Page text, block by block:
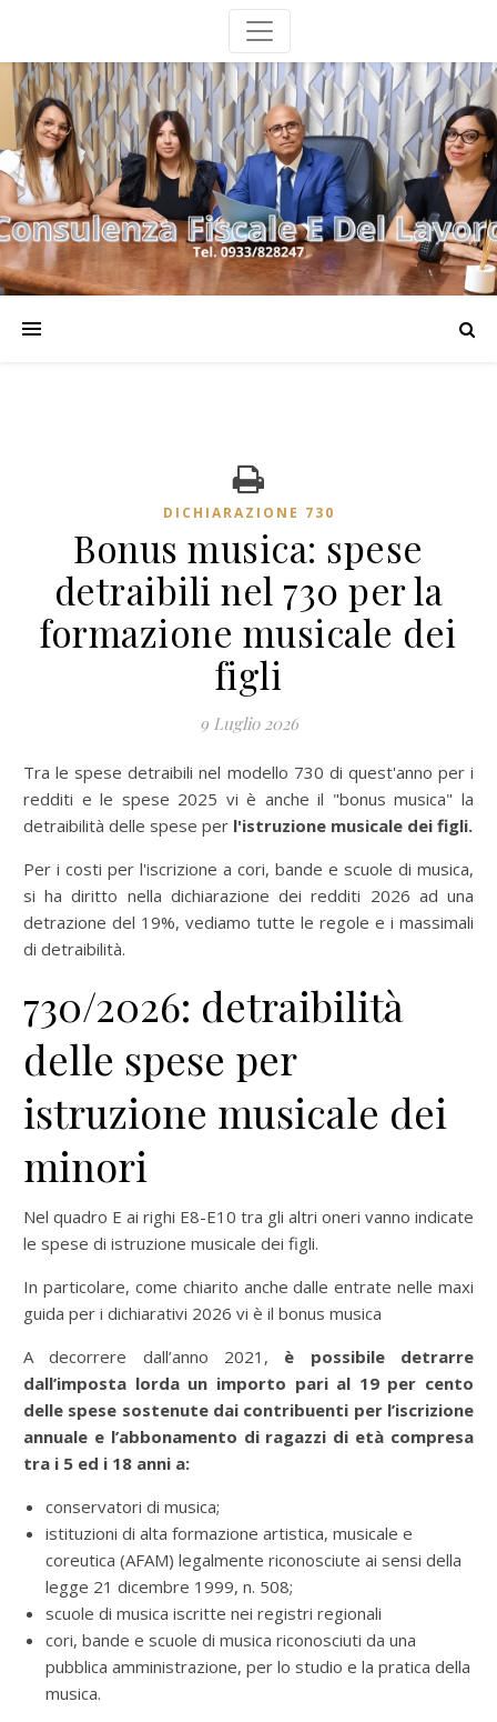
DICHIARAZIONE 730
Bonus musica: spese
detraibili nel 730 per la
formazione musicale dei
figli
9 Luglio 2026
Tra le spese detraibili nel modello 730 di quest'anno per i
redditi e le spese 2025 vi è anche il "bonus musica" la
detraibilità delle spese per l'istruzione musicale dei figli.
Per i costi per l'iscrizione a cori, bande e scuole di musica,
si ha diritto nella dichiarazione dei redditi 2026 ad una
detrazione del 19%, vediamo tutte le regole e i massimali
di detraibilità.
730/2026: detraibilità
delle spese per
istruzione musicale dei
minori
Nel quadro E ai righi E8-E10 tra gli altri oneri vanno indicate
le spese di istruzione musicale dei figli.
In particolare, come chiarito anche dalle entrate nelle maxi
guida per i dichiarativi 2026 vi è il bonus musica
A decorrere dall’anno 2021, è possibile detrarre
dall’imposta lorda un importo pari al 19 per cento
delle spese sostenute dai contribuenti per l’iscrizione
annuale e l’abbonamento di ragazzi di età compresa
tra i 5 ed i 18 anni a:
conservatori di musica;
istituzioni di alta formazione artistica, musicale e
coreutica (AFAM) legalmente riconosciute ai sensi della
legge 21 dicembre 1999, n. 508;
scuole di musica iscritte nei registri regionali
cori, bande e scuole di musica riconosciuti da una
pubblica amministrazione, per lo studio e la pratica della
musica.